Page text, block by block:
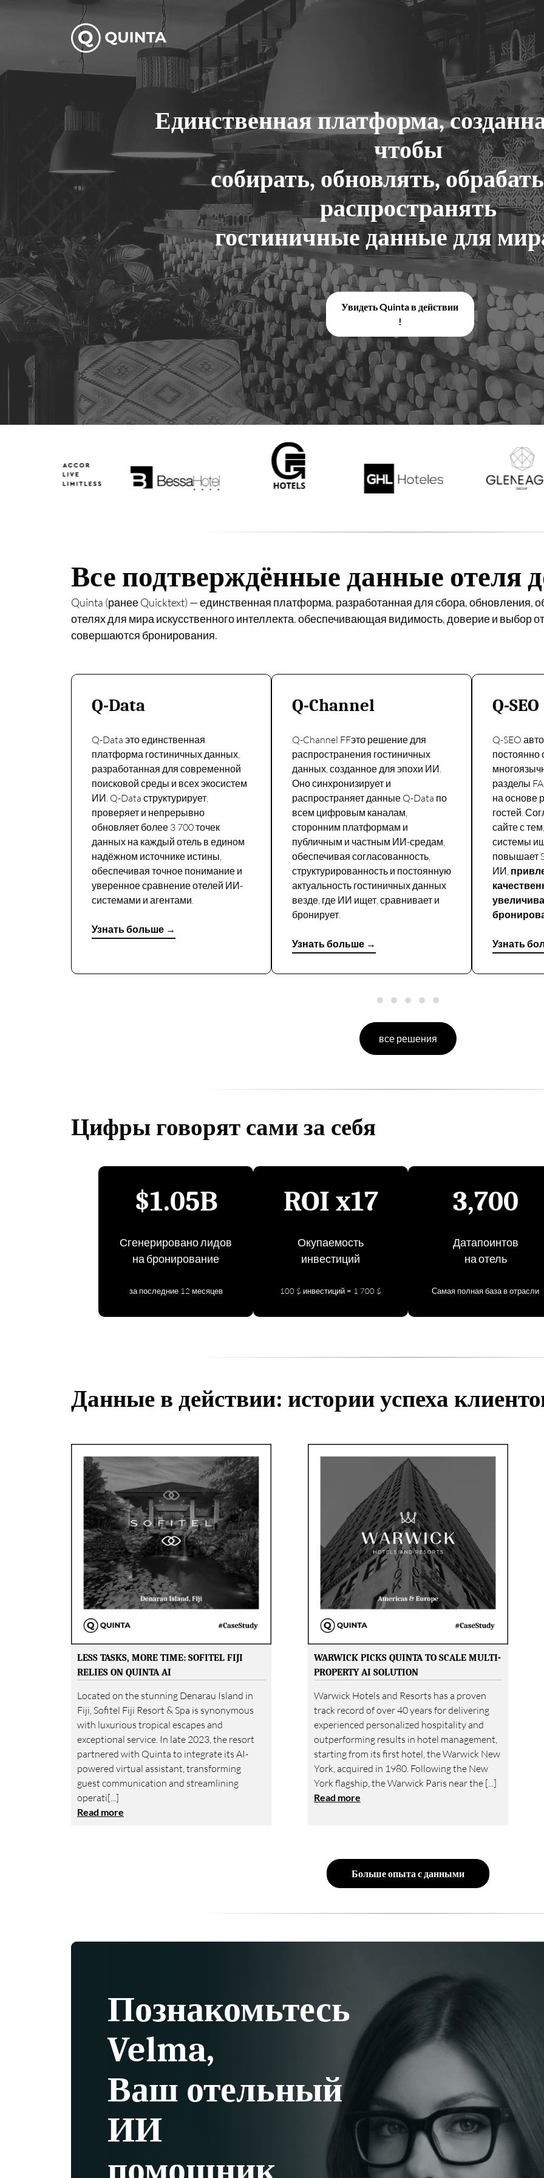
Единственная платформа,
чтобы
собирать, обновлять,
распространять
гостиничные данные для
Увидеть Quinta в действии
!
Все подтверждённые данные отеля
Quinta (ранее Quicktext) — единственная платформа, разработанная для сбора, обновления,
отелях для мира искусственного интеллекта. обеспечивающая видимость, доверие и выбор
совершаются бронирования.
Q-Data
Q-Data это единственная
платформа гостиничных данных,
разработанная для современной
поисковой среды и всех экосистем
ИИ. Q-Data структурирует,
проверяет и непрерывно
обновляет более 3 700 точек
данных на каждый отель в едином
надёжном источнике истины,
обеспечивая точное понимание и
уверенное сравнение отелей ИИ-
системами и агентами.
Узнать больше →
Q-Channel
Q-Channel FFэто решение для
распространения гостиничных
данных, созданное для эпохи ИИ.
Оно синхронизирует и
распространяет данные Q-Data по
всем цифровым каналам,
сторонним платформам и
публичным и частным ИИ-средам,
обеспечивая согласованность,
структурированность и постоянную
актуальность гостиничных данных
везде, где ИИ ищет, сравнивает и
бронирует.
Узнать больше →
Q-SEO
Q-SEO
постоянно
разделы
на основе
гостей.
сайте с
системы
повышает
ИИ,
Узнать
все решения
Цифры говорят сами за себя
$1.05B
Сгенерировано лидов
на бронирование
за последние 12 месяцев
ROI x17
Окупаемость
инвестиций
100 $ инвестиций = 1 700 $
3,700
Датапоинтов
на отель
Самая полная база в отрасли
Данные в действии: истории успеха
LESS TASKS, MORE TIME: SOFITEL FIJI
RELIES ON QUINTA AI
Located on the stunning Denarau Island in
Fiji, Sofitel Fiji Resort & Spa is synonymous
with luxurious tropical escapes and
exceptional service. In late 2023, the resort
partnered with Quinta to integrate its AI-
powered virtual assistant, transforming
guest communication and streamlining
operati[...]
Read more
WARWICK PICKS QUINTA TO SCALE MULTI-
PROPERTY AI SOLUTION
Warwick Hotels and Resorts has a proven
track record of over 40 years for delivering
experienced personalized hospitality and
outperforming results in hotel management,
starting from its first hotel, the Warwick New
York, acquired in 1980. Following the New
York flagship, the Warwick Paris near the [...]
Read more
Больше опыта с данными
Познакомьтесь
Velma,
Ваш отельный
ИИ